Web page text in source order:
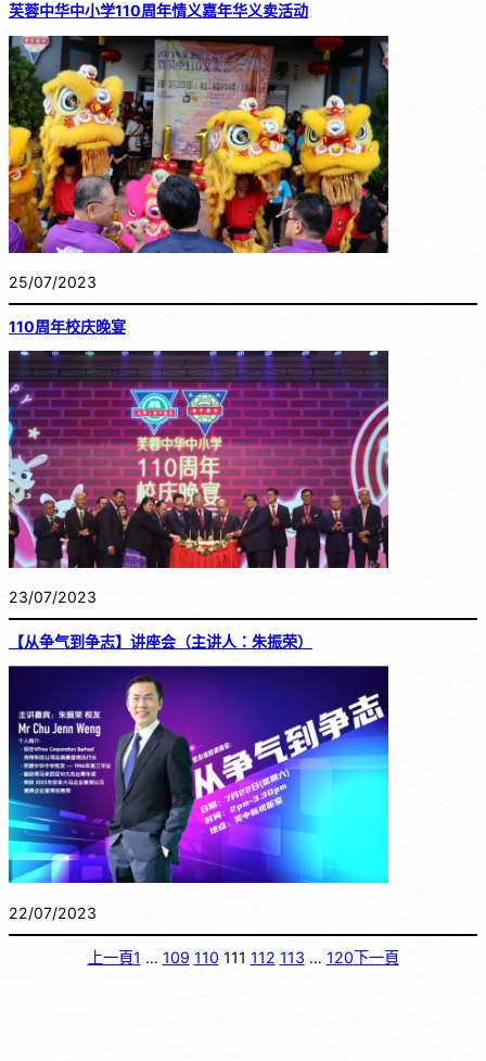
芙蓉中华中小学110周年情义嘉年华义卖活动
25/07/2023
110周年校庆晚宴
23/07/2023
【从争气到争志】讲座会（主讲人：朱振荣）
22/07/2023
上一頁1 … 109 110 111 112 113 … 120下一頁